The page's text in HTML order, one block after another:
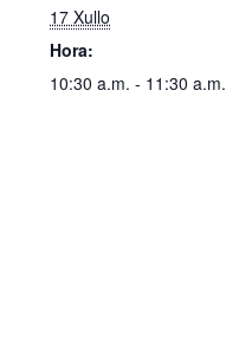
17 Xullo
Hora:
10:30 a.m. - 11:30 a.m.